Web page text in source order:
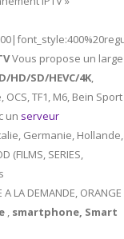
Vous propose un large
HD/SD/HEVC/4K,
TF1, M6, Bein Sport
un serveur
Germanie, Hollande,
SERIES,
LA DEMANDE, ORANGE
, smartphone, Smart